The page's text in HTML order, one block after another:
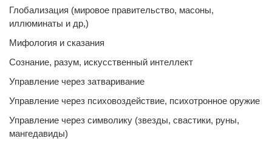
Глобализация (мировое правительство, масоны,
иллюминаты и др,)
Мифология и сказания
Сознание, разум, искусственный интеллект
Управление через затваривание
Управление через психовоздействие, психотронное оружие
Управление через символику (звезды, свастики, руны,
мангедавиды)